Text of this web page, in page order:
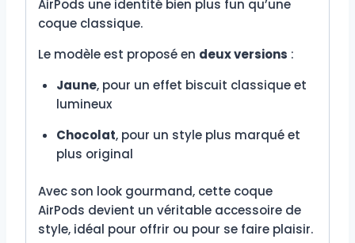
AirPods une identité bien plus fun qu’une
coque classique.
Le modèle est proposé en deux versions :
Jaune, pour un effet biscuit classique et
lumineux
Chocolat, pour un style plus marqué et
plus original
Avec son look gourmand, cette coque
AirPods devient un véritable accessoire de
style, idéal pour offrir ou pour se faire plaisir.